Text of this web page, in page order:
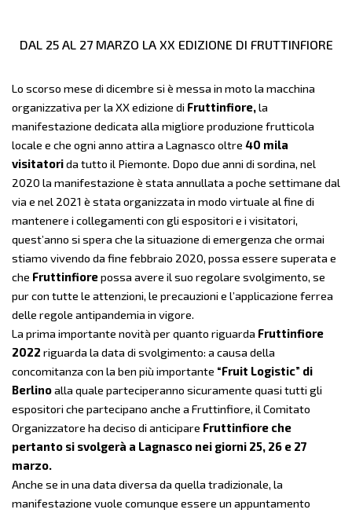
DAL 25AL 27 MARZO LA XX EDIZIONE DI FRUTTINFIORE
Lo scorso mese di dicembre si è messa in moto la macchina
organizzativa per la XX edizione di Fruttinfiore, la
manifestazione dedicata alla migliore produzione frutticola
locale e che ogni anno attira a Lagnasco oltre 40 mila
visitatorida tutto il Piemonte. Dopo due anni di sordina, nel
2020 la manifestazione è stata annullata a poche settimane dal
via e nel 2021 è stata organizzata in modo virtuale al fine di
mantenere i collegamenti con gli espositori e i visitatori,
quest’anno si spera che la situazione di emergenza che ormai
stiamo vivendo da fine febbraio 2020, possa essere superata e
che Fruttinfiorepossa avere il suo regolare svolgimento, se
pur con tutte le attenzioni, le precauzioni e l’applicazione ferrea
delle regole antipandemia in vigore.
La prima importante novità per quanto riguarda Fruttinfiore
2022 riguarda la data di svolgimento: a causa della
concomitanza con la ben più importante “Fruit Logistic” di
Berlinoalla quale parteciperanno sicuramente quasi tutti gli
espositori che partecipano anche a Fruttinfiore, il Comitato
Organizzatore ha deciso di anticipare Fruttinfiore che
pertanto si svolgerà a Lagnasco nei giorni 25, 26 e 27
marzo.
Anche se in una data diversa da quella tradizionale, la
manifestazione vuole comunque essere un appuntamento